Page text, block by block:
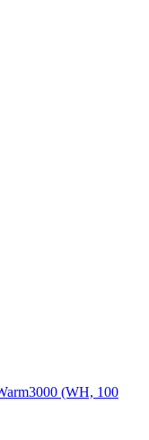
(WH, 100